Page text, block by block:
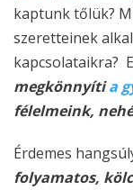
kaptunk tőlük?
szeretteinek
kapcsolataikra?
megkönnyítia
félelmeink,
Érdemes
folyamatos,